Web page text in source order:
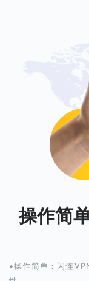
操作简
•操作简单：闪连